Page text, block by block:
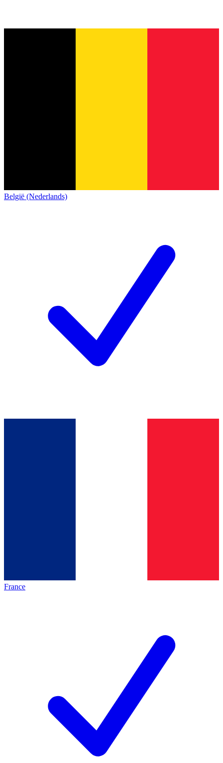
België (Nederlands)
France